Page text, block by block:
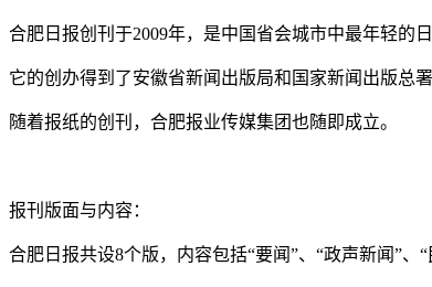
合肥日报创刊于2009年，是中国省会城市中最年轻的日
它的创办得到了安徽省新闻出版局和国家新闻出版总署
随着报纸的创刊，合肥报业传媒集团也随即成立。
报刊版面与内容：
合肥日报共设8个版，内容包括“要闻”、“政声新闻”、“